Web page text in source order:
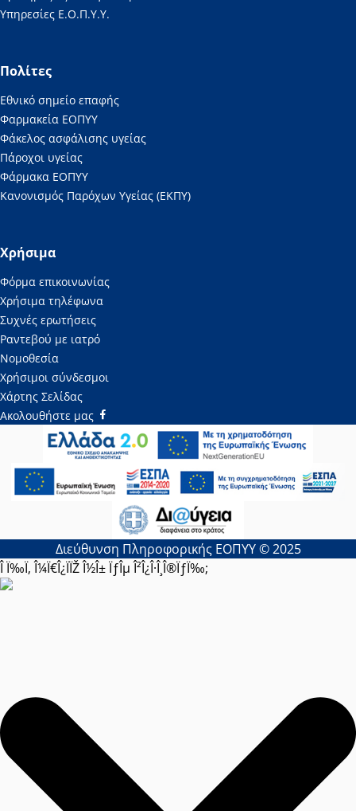
Υπηρεσίες Ε.Ο.Π.Υ.Υ.
Πολίτες
Εθνικό σημείο επαφής
Φαρμακεία ΕΟΠΥΥ
Φάκελος ασφάλισης υγείας
Πάροχοι υγείας
Φάρμακα ΕΟΠΥΥ
Κανονισμός Παρόχων Υγείας (ΕΚΠΥ)
Χρήσιμα
Φόρμα επικοινωνίας
Χρήσιμα τηλέφωνα
Συχνές ερωτήσεις
Ραντεβού με ιατρό
Νομοθεσία
Χρήσιμοι σύνδεσμοι
Χάρτης Σελίδας
Ακολουθήστε μας
Διεύθυνση Πληροφορικής ΕΟΠΥΥ © 2025
Î Ï‰Ï‚ Î¼Ï€Î¿ÏÏŽ Î½Î± ÏƒÎµ Î²Î¿Î·Î¸Î®ÏƒÏ‰;